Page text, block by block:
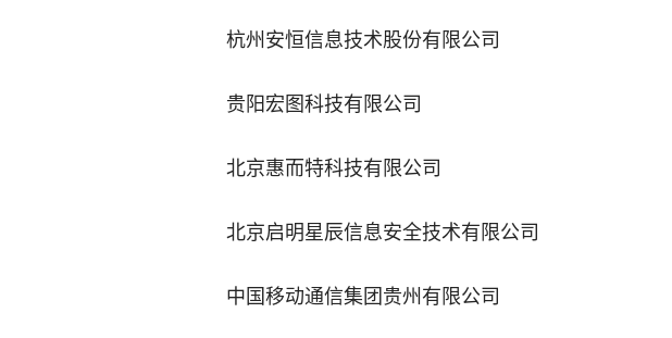
杭州安恒信息技术股份有限公司
贵阳宏图科技有限公司
北京惠而特科技有限公司
北京启明星辰信息安全技术有限公司
中国移动通信集团贵州有限公司